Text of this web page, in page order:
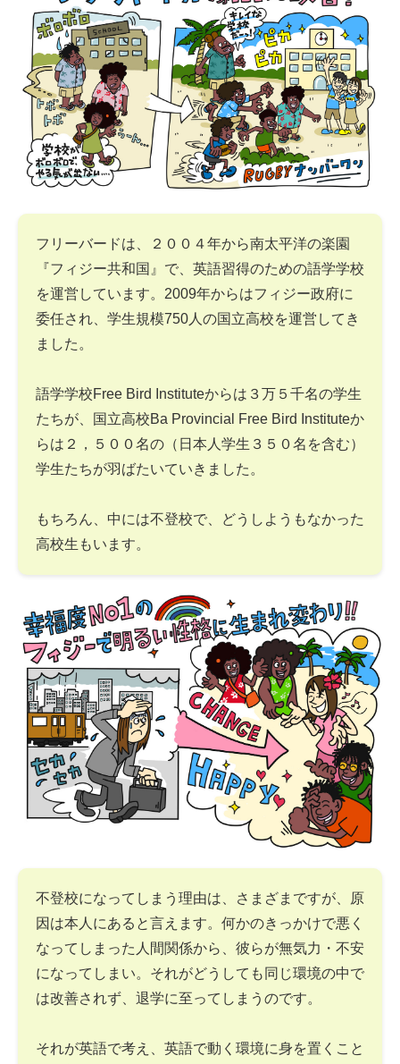
フリーバードは、２００４年から南太平洋の楽園
『フィジー共和国』で、英語習得のための語学学校
を運営しています。2009年からはフィジー政府に
委任され、学生規模750人の国立高校を運営してき
ました。
語学学校Free Bird Instituteからは３万５千名の学生
たちが、国立高校Ba Provincial Free Bird Instituteか
らは２，５００名の（日本人学生３５０名を含む）
学生たちが羽ばたいていきました。
もちろん、中には不登校で、どうしようもなかった
高校生もいます。
不登校になってしまう理由は、さまざまですが、原
因は本人にあると言えます。何かのきっかけで悪く
なってしまった人間関係から、彼らが無気力・不安
になってしまい。それがどうしても同じ環境の中で
は改善されず、退学に至ってしまうのです。
それが英語で考え、英語で動く環境に身を置くこと